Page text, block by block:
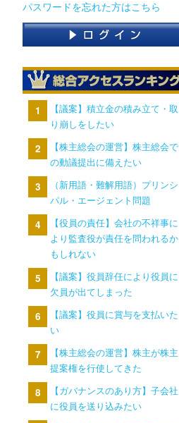
パスワードを忘れた方はこちら
【議案】積立金の積み立て・取
り崩しをしたい
【株主総会の運営】株主総会で
の動議提出に備えたい
（新用語・難解用語）プリンシ
パル・エージェント問題
【役員の責任】会社の不祥事に
より監査役が責任を問われるか
もしれない
【議案】役員辞任により役員に
欠員が出てしまった
【議案】役員に賞与を支払いた
い
【株主総会の運営】株主が株主
提案権を行使してきた
【ガバナンスのあり方】子会社
に役員を送り込みたい